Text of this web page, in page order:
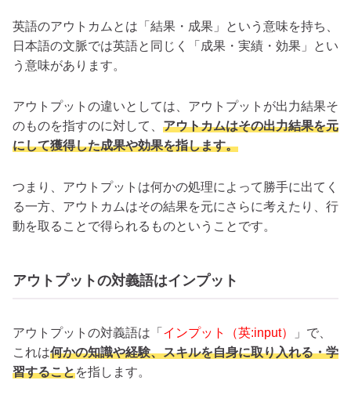
英語のアウトカムとは「結果・成果」という意味を持ち、
日本語の文脈では英語と同じく「成果・実績・効果」とい
う意味があります。
アウトプットの違いとしては、アウトプットが出力結果そ
のものを指すのに対して、 アウトカムはその出力結果を元
にして獲得した成果や効果を指します。
つまり、アウトプットは何かの処理によって勝手に出てく
る一方、アウトカムはその結果を元にさらに考えたり、行
動を取ることで得られるものということです。
アウトプットの対義語はインプット
アウトプットの対義語は「 インプット（英:input）
」で、
これは何かの知識や経験、スキルを自身に取り入れる・学
習することを指します。